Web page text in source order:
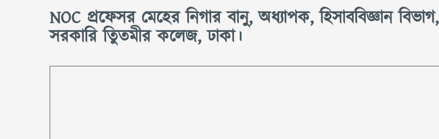
NOC প্রফেসর মেহের নিগার বানু, অধ্যাপক, হিসাববিজ্ঞান বিভাগ,
সরকারি তিুতমীর কলেজ, ঢাকা।